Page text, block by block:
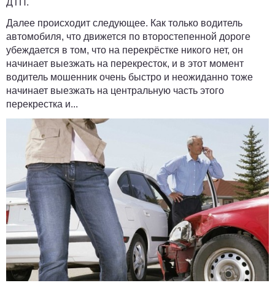
Далее происходит следующее. Как только водитель
автомобиля, что движется по второстепенной дороге
убеждается в том, что на перекрёстке никого нет, он
начинает выезжать на перекресток, и в этот момент
водитель мошенник очень быстро и неожиданно тоже
начинает выезжать на центральную часть этого
перекрестка и...